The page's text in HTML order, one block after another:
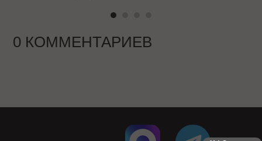
0 КОММЕНТАРИЕВ